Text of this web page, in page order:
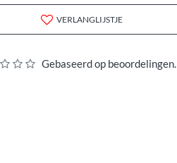
Gebaseerd op beoordelingen.
VERLANGLIJSTJE